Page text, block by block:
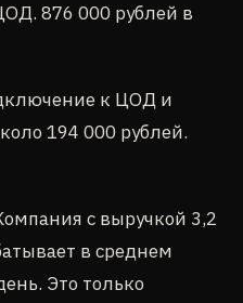
876 000 рублей в
к ЦОД и
194 000 рублей.
с выручкой 3,2
в среднем
Это только